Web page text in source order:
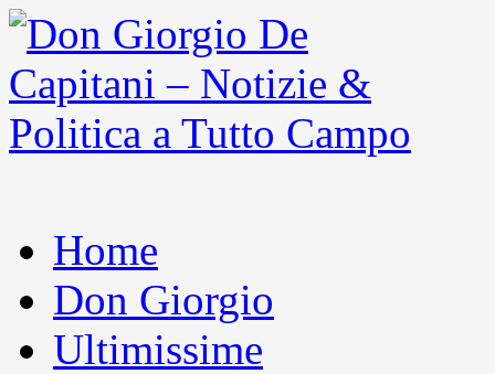
Home
Don Giorgio
Ultimissime